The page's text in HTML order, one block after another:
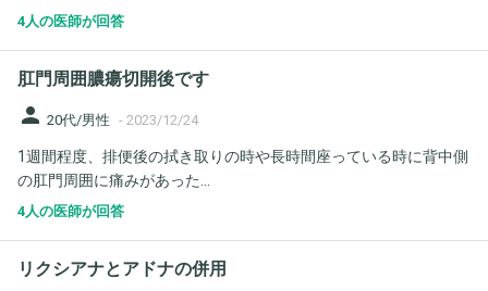
4人の医師が回答
肛門周囲膿瘍切開後です
person 20代/男性 - 2023/12/24
1週間程度、排便後の拭き取りの時や長時間座っている時に背中側
の肛門周囲に痛みがあった...
4人の医師が回答
リクシアナとアドナの併用